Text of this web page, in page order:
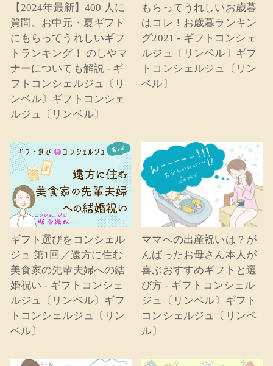
【2024年最新】400 人に
質問。お中元・夏ギフト
にもらってうれしいギフ
トランキング！ のしやマ
ナーについても解説 - ギ
フトコンシェルジュ〔リ
ンベル〕ギフトコンシェ
ルジュ〔リンベル〕
もらってうれしいお歳暮
はコレ！お歳暮ランキン
グ2021 - ギフトコンシェ
ルジュ〔リンベル〕ギフ
トコンシェルジュ〔リン
ベル〕
ギフト選びをコンシェル
ジュ 第1回／遠方に住む
美食家の先輩夫婦への結
婚祝い - ギフトコンシェ
ルジュ〔リンベル〕ギフ
トコンシェルジュ〔リン
ベル〕
ママへの出産祝いは？が
んばったお母さん本人が
喜ぶおすすめギフトと選
び方 - ギフトコンシェル
ジュ〔リンベル〕ギフト
コンシェルジュ〔リンベ
ル〕